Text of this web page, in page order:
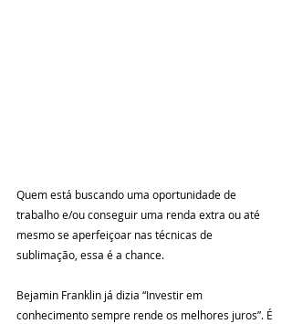
Quem está buscando uma oportunidade de
trabalho e/ou conseguir uma renda extra ou até
mesmo se aperfeiçoar nas técnicas de
sublimação, essa é a chance.
Bejamin Franklin já dizia “Investir em
conhecimento sempre rende os melhores juros”. É